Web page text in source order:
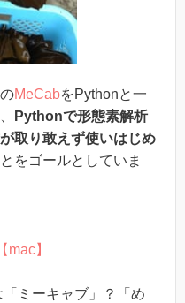
MeCabをPythonと一
Pythonで形態素解析
取り敢えず使いはじめ
をゴールとしていま
】
ミーキャブ」？「め